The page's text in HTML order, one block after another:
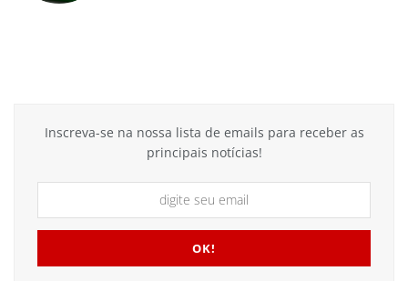
Inscreva-se na nossa lista de emails para receber as
principais notícias!